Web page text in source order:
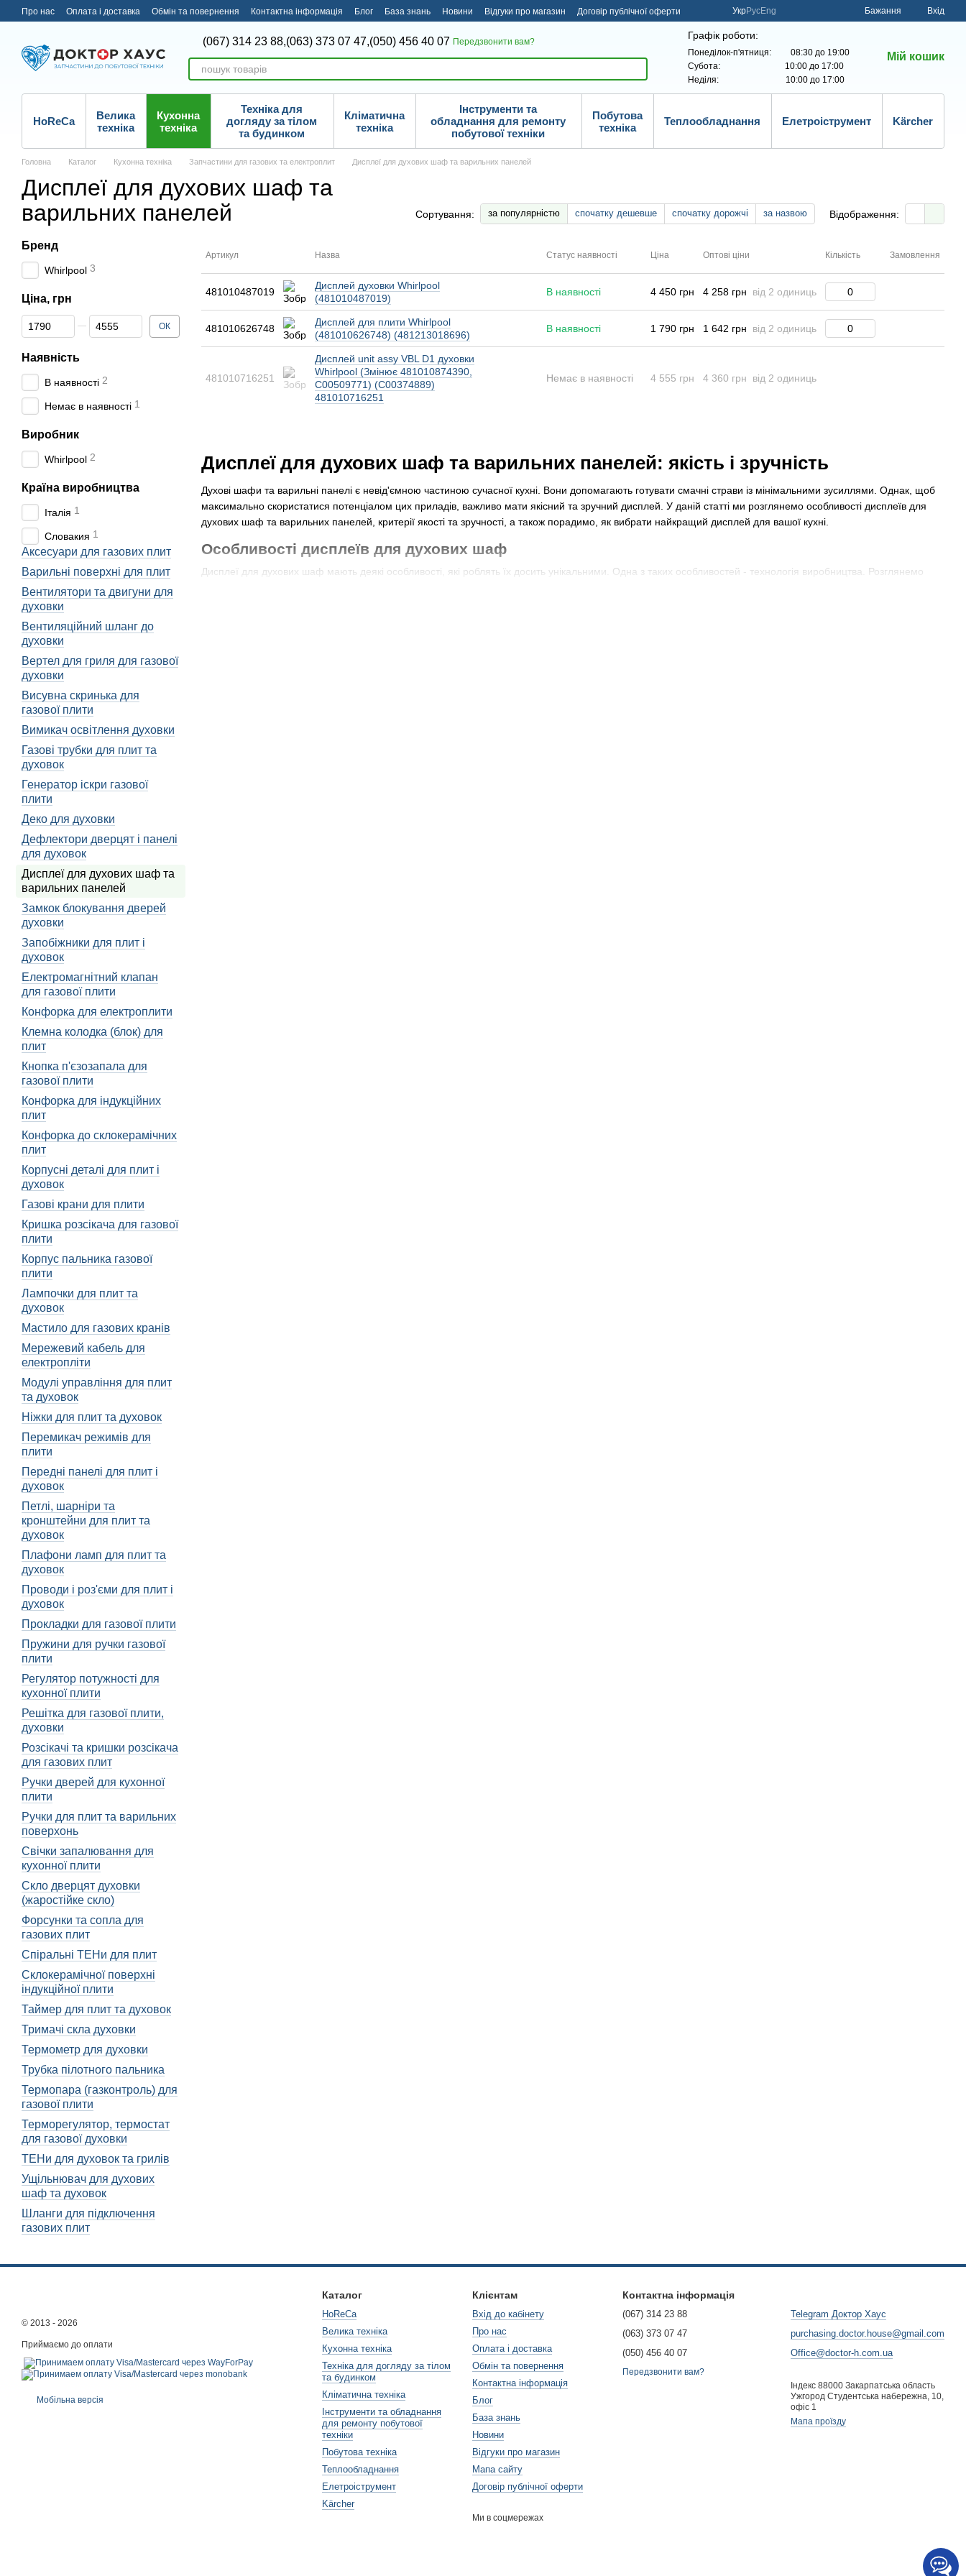
Перейти до основного контенту
Про нас Оплата і доставка Обмін та повернення Контактна інформація Блог База знань Новини Відгуки про магазин Договір публічної оферти УкрРусEng Бажання Вхід
(067) 314 23 88,(063) 373 07 47,(050) 456 40 07 Передзвонити вам?
Графік роботи:
Понеділок-п'ятниця: 08:30 до 19:00
Субота: 10:00 до 17:00
Неділя: 10:00 до 17:00
Мій кошик
HoReCa
Велика
техніка
Кухонна
техніка
Техніка для
догляду за тілом
та будинком
Кліматична
техніка
Інструменти та
обладнання для ремонту
побутової техніки
Побутова
техніка
Теплообладнання Елетроіструмент Kärcher
Головна Каталог Кухонна техніка Запчастини для газових та електроплит Дисплеї для духових шаф та варильних панелей
Дисплеї для духових шаф та
варильних панелей
Сортування: за популярністю спочатку дешевше спочатку дорожчі за назвою Відображення:
Дисплеї для духових шаф та варильних панелей: якість і зручність
Духові шафи та варильні панелі є невід'ємною частиною сучасної кухні. Вони допомагають готувати смачні страви із мінімальними зусиллями. Однак, щоб
максимально скористатися потенціалом цих приладів, важливо мати якісний та зручний дисплей. У даній статті ми розглянемо особливості дисплеїв для
духових шаф та варильних панелей, критерії якості та зручності, а також порадимо, як вибрати найкращий дисплей для вашої кухні.
Особливості дисплеїв для духових шаф
Дисплеї для духових шаф мають деякі особливості, які роблять їх досить унікальними. Одна з таких особливостей - технологія виробництва. Розглянемо
Артикул Назва Статус наявності Ціна Оптові ціни Кількість Замовлення
481010487019
Дисплей духовки Whirlpool
(481010487019)
В наявності 4 450 грн 4 258 грн від 2 одиниць
481010626748
Дисплей для плити Whirlpool
(481010626748) (481213018696)
В наявності 1 790 грн 1 642 грн від 2 одиниць
481010716251
Дисплей unit assy VBL D1 духовки
Whirlpool (Змінює 481010874390,
C00509771) (C00374889)
481010716251
Немає в наявності 4 555 грн 4 360 грн від 2 одиниць
Бренд
Whirlpool 3
Ціна, грн
Від Ціна, грн
До Ціна, грн ОК
Наявність
В наявності 2
Немає в наявності 1
Виробник
Whirlpool 2
Країна виробництва
Італія 1
Словакия 1
Аксесуари для газових плит
Варильні поверхні для плит
Вентилятори та двигуни для
духовки
Вентиляційний шланг до
духовки
Вертел для гриля для газової
духовки
Висувна скринька для
газової плити
Вимикач освітлення духовки
Газові трубки для плит та
духовок
Генератор іскри газової
плити
Деко для духовки
Дефлектори дверцят і панелі
для духовок
Дисплеї для духових шаф та
варильних панелей
Замкок блокування дверей
духовки
Запобіжники для плит і
духовок
Електромагнітний клапан
для газової плити
Конфорка для електроплити
Клемна колодка (блок) для
плит
Кнопка п'єзозапала для
газової плити
Конфорка для індукційних
плит
Конфорка до склокерамічних
плит
Корпусні деталі для плит і
духовок
Газові крани для плити
Кришка розсікача для газової
плити
Корпус пальника газової
плити
Лампочки для плит та
духовок
Мастило для газових кранів
Мережевий кабель для
електропліти
Модулі управління для плит
та духовок
Ніжки для плит та духовок
Перемикач режимів для
плити
Передні панелі для плит і
духовок
Петлі, шарніри та
кронштейни для плит та
духовок
Плафони ламп для плит та
духовок
Проводи і роз'єми для плит і
духовок
Прокладки для газової плити
Пружини для ручки газової
плити
Регулятор потужності для
кухонної плити
Решітка для газової плити,
духовки
Розсікачі та кришки розсікача
для газових плит
Ручки дверей для кухонної
плити
Ручки для плит та варильних
поверхонь
Свічки запалювання для
кухонної плити
Скло дверцят духовки
(жаростійке скло)
Форсунки та сопла для
газових плит
Спіральні ТЕНи для плит
Склокерамічної поверхні
індукційної плити
Таймер для плит та духовок
Тримачі скла духовки
Термометр для духовки
Трубка пілотного пальника
Термопара (газконтроль) для
газової плити
Терморегулятор, термостат
для газової духовки
ТЕНи для духовок та грилів
Ущільнювач для духових
шаф та духовок
Шланги для підключення
газових плит
© 2013 - 2026
Приймаємо до оплати
Мобільна версія
Каталог
HoReCa
Велика техніка
Кухонна техніка
Техніка для догляду за тілом
та будинком
Кліматична техніка
Інструменти та обладнання
для ремонту побутової
техніки
Побутова техніка
Теплообладнання
Елетроіструмент
Kärcher
Клієнтам
Вхід до кабінету
Про нас
Оплата і доставка
Обмін та повернення
Контактна інформація
Блог
База знань
Новини
Відгуки про магазин
Мапа сайту
Договір публічної оферти
Ми в соцмережах
Контактна інформація
(067) 314 23 88
(063) 373 07 47
(050) 456 40 07
Передзвонити вам?
Telegram Доктор Хаус
purchasing.doctor.house@gmail.com
Office@doctor-h.com.ua
Індекс 88000 Закарпатська область
Ужгород Студентська набережна, 10,
офіс 1
Мапа проїзду